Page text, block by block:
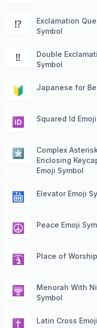
⁉️
Exclamation
Symbol
‼️
Double
Symbol
🔰 Japanese for
🆔 Squared Id
*️⃣
Complex
Enclosing
Emoji Symbol
🛗 Elevator Emoji
☮️ Peace Emoji
🛐 Place of
🕎
Menorah With
Symbol
✝️ Latin Cross